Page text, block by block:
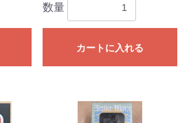
数量
カートに入れる